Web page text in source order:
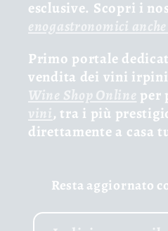
esclusive. Scopri i
enogastronomici
Primo portale
vendita dei vini
Wine Shop Online per
vini, tra i più
direttamente a casa
Resta aggiornato